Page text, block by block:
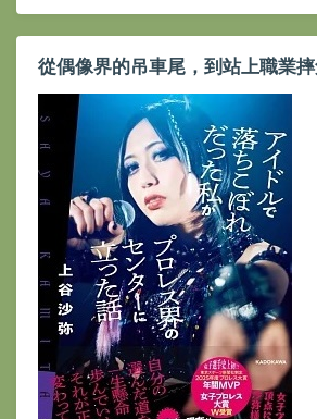
從偶像界的吊車尾，到站上職業